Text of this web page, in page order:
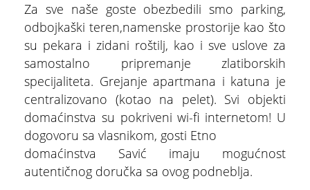
Za sve naše goste obezbedili smo parking,
odbojkaški teren,namenske prostorije kao što
su pekara i zidani roštilj, kao i sve uslove za
samostalno pripremanje zlatiborskih
specijaliteta. Grejanje apartmana i katuna je
centralizovano (kotao na pelet). Svi objekti
domaćinstva su pokriveni wi-fi internetom! U
dogovoru sa vlasnikom, gosti Etno
domaćinstva Savić imaju mogućnost
autentičnog doručka sa ovog podneblja.